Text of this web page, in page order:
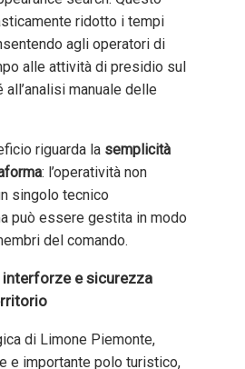
ridotto i tempi
agli operatori di
alle attività di presidio sul
manuale delle
riguarda la semplicità
: l’operatività non
singolo tecnico
può essere gestita in modo
del comando.
e sicurezza
di Limone Piemonte,
e importante polo turistico,